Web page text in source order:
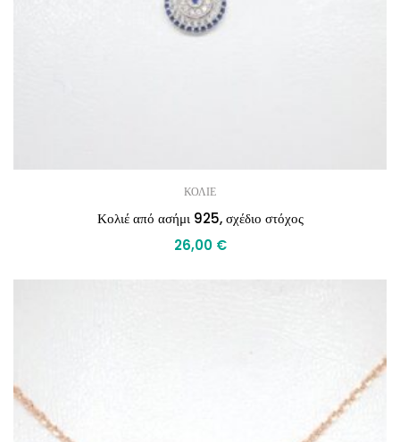
ΚΟΛΙΕ
Κολιέ από ασήμι 925, σχέδιο στόχος
26,00 €